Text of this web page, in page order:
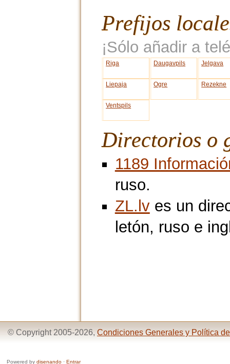
Prefijos
¡Sólo añadir a
Riga Daugavpils Jelgava
Liepaja Ogre Rezekne
Ventspils
Directorios o
1189
ruso.
ZL.lves un
letón, ruso e
© Copyright 2005-2026, Condiciones Generales y Política
Powered by disenando · Entrar